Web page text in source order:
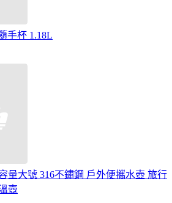
手杯 1.18L
量大號 316不鏽鋼 戶外便攜水壺 旅行
壺